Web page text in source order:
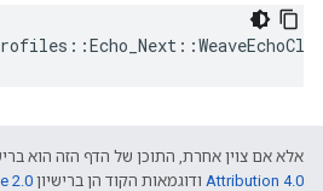
אלא אם צוין אחרת, התוכן של הדף הזה הוא
Attribution 4.0‏ ודוגמאות הקוד הן ברישיון 2.0‏